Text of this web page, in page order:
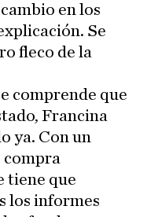
en los
Se
fleco de la
comprende que
Francina
ya. Con un
tiene que
los informes